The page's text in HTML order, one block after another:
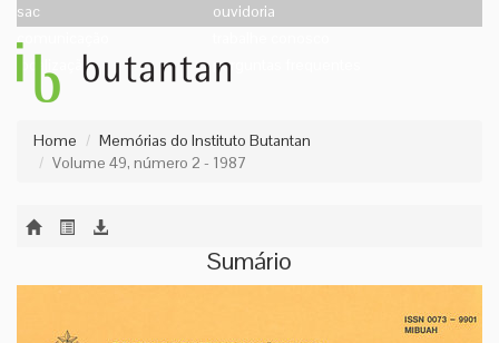
sac
ouvidoria
comunicação
localização
perguntas frequentes
Home
Memórias do Instituto Butantan
Volume 49, número 2 - 1987
Sumário